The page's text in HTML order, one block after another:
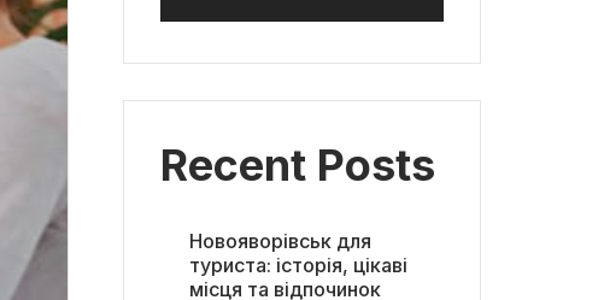
Recent Posts
Новояворівськ для
туриста: історія, цікаві
місця та відпочинок